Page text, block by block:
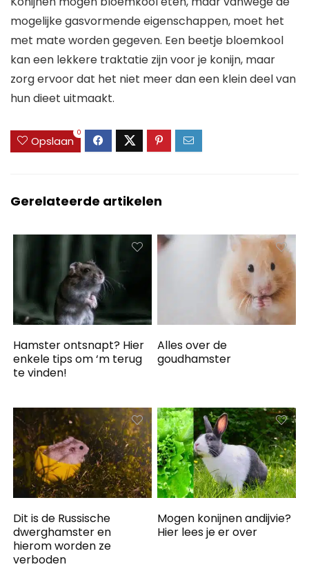
mogelijke gasvormende eigenschappen, moet het
met mate worden gegeven. Een beetje bloemkool
kan een lekkere traktatie zijn voor je konijn, maar
zorg ervoor dat het niet meer dan een klein deel van
hun dieet uitmaakt.
Opslaan
0
Gerelateerde artikelen
Hamster ontsnapt? Hier
enkele tips om ‘m terug
te vinden!
Alles over de
goudhamster
Dit is de Russische
dwerghamster en
hierom worden ze
verboden
Mogen konijnen andijvie?
Hier lees je er over